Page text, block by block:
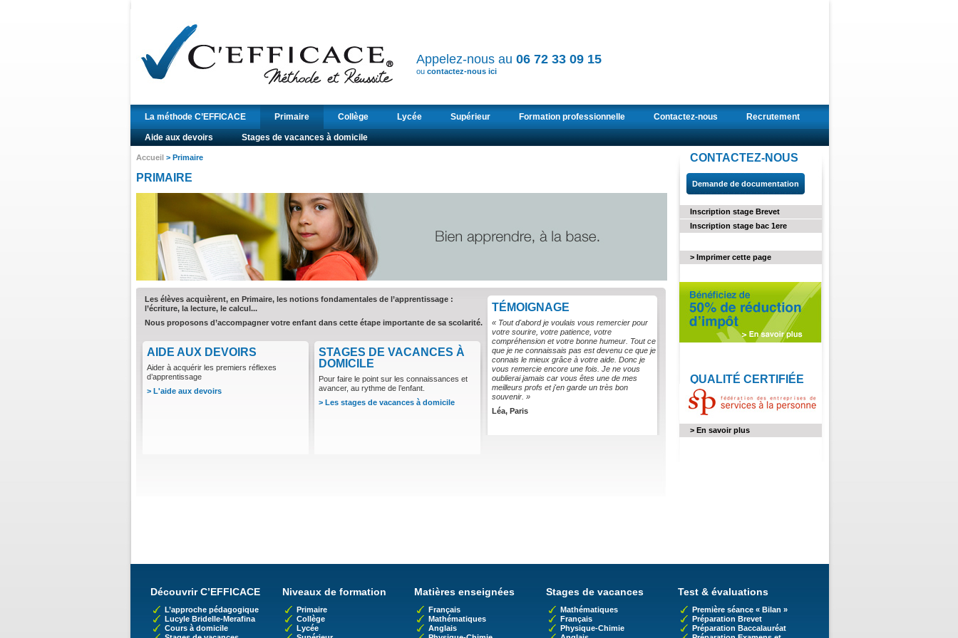
Appelez-nous au 06 72 33 09 15
ou contactez-nous ici
La méthode C’EFFICACE Primaire Collège Lycée Supérieur Formation professionnelle Contactez-nous Recrutement
Aide aux devoirs Stages de vacances à domicile
Accueil > Primaire
PRIMAIRE
Les élèves acquièrent, en Primaire, les notions fondamentales de l’apprentissage :
l’écriture, la lecture, le calcul...
Nous proposons d’accompagner votre enfant dans cette étape importante de sa scolarité.
AIDE AUX DEVOIRS
Aider à acquérir les premiers réflexes
d’apprentissage
> L'aide aux devoirs
STAGES DE VACANCES À
DOMICILE
Pour faire le point sur les connaissances et
avancer, au rythme de l’enfant.
> Les stages de vacances à domicile
TÉMOIGNAGE
« Tout d'abord je voulais vous remercier pour
votre sourire, votre patience, votre
compréhension et votre bonne humeur. Tout ce
que je ne connaissais pas est devenu ce que je
connais le mieux grâce à votre aide. Donc je
vous remercie encore une fois. Je ne vous
oublierai jamais car vous êtes une de mes
meilleurs profs et j'en garde un très bon
souvenir. »
Léa, Paris
CONTACTEZ-NOUS
Demande de documentation
Inscription stage Brevet
Inscription stage bac 1ere
> Imprimer cette page
QUALITÉ CERTIFIÉE
> En savoir plus
Découvrir C’EFFICACE
L’approche pédagogique
Lucyle Bridelle-Merafina
Cours à domicile
Niveaux de formation
Primaire
Collège
Lycée
Matières enseignées
Français
Mathématiques
Anglais
Stages de vacances
Mathématiques
Français
Physique-Chimie
Test & évaluations
Première séance « Bilan »
Préparation Brevet
Préparation Baccalauréat